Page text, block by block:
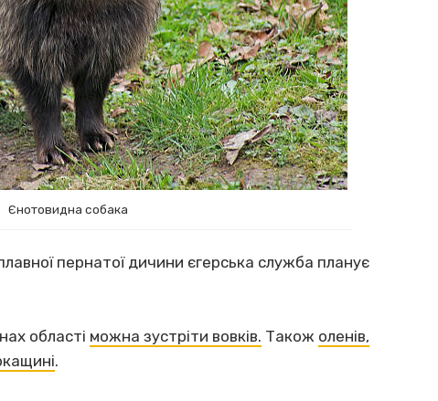
Єнотовидна собака
пернатої дичини єгерська служба планує
області можна зустріти вовків. Також оленів,
.